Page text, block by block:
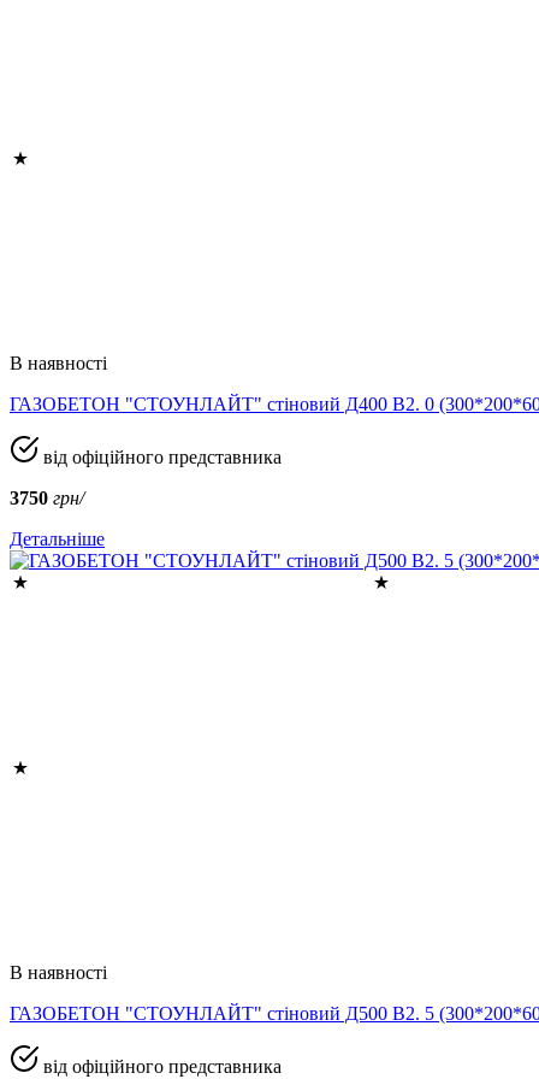
В наявності
ГАЗОБЕТОН "СТОУНЛАЙТ" стіновий Д400 В2. 0
від офіційного представника
3750 грн/
Детальніше
В наявності
ГАЗОБЕТОН "СТОУНЛАЙТ" стіновий Д500 В2. 5
від офіційного представника